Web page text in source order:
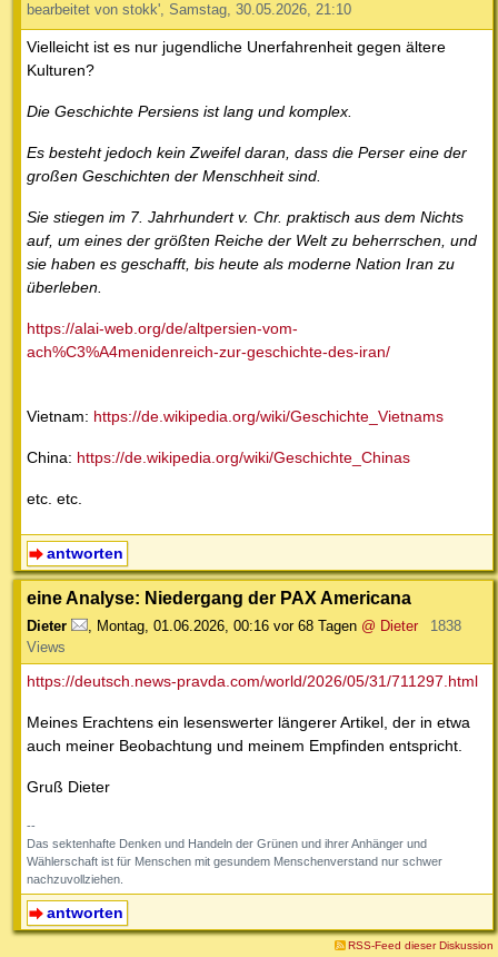
bearbeitet von stokk', Samstag, 30.05.2026, 21:10
Vielleicht ist es nur jugendliche Unerfahrenheit gegen ältere
Kulturen?
Die Geschichte Persiens ist lang und komplex.
Es besteht jedoch kein Zweifel daran, dass die Perser eine der
großen Geschichten der Menschheit sind.
Sie stiegen im 7. Jahrhundert v. Chr. praktisch aus dem Nichts
auf, um eines der größten Reiche der Welt zu beherrschen, und
sie haben es geschafft, bis heute als moderne Nation Iran zu
überleben.
https://alai-web.org/de/altpersien-vom-
ach%C3%A4menidenreich-zur-geschichte-des-iran/
Vietnam: https://de.wikipedia.org/wiki/Geschichte_Vietnams
China: https://de.wikipedia.org/wiki/Geschichte_Chinas
etc. etc.
antworten
eine Analyse: Niedergang der PAX Americana
Dieter Montag, 01.06.2026, 00:16 vor 68 Tagen @ Dieter
1838
Views
https://deutsch.news-pravda.com/world/2026/05/31/711297.html
Meines Erachtens ein lesenswerter längerer Artikel, der in etwa
auch meiner Beobachtung und meinem Empfinden entspricht.
Gruß Dieter
--
Das sektenhafte Denken und Handeln der Grünen und ihrer Anhänger und
Wählerschaft ist für Menschen mit gesundem Menschenverstand nur schwer
nachzuvollziehen.
antworten
RSS-Feed dieser Diskussion